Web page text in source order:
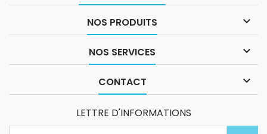
NOS PRODUITS 
NOS SERVICES 
CONTACT 
LETTRE D'INFORMATIONS